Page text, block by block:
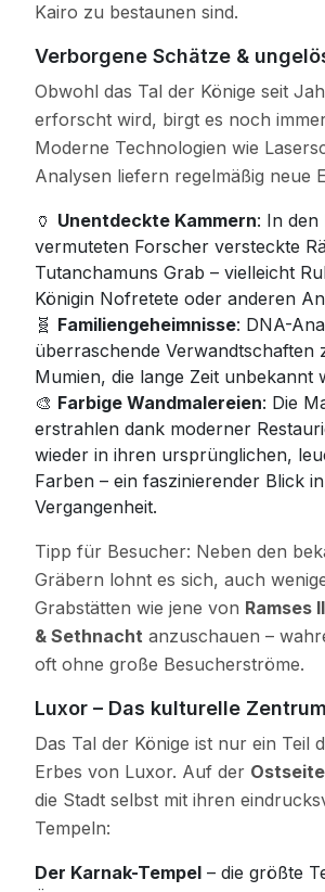
Kairo zu bestaunen sind.
Verborgene Schätze &
Obwohl das Tal der Könige seit
erforscht wird, birgt es noch
Moderne Technologien wie
Analysen liefern regelmäßig neue
🏺 Unentdeckte Kammern: In
vermuteten Forscher versteckte
Tutanchamuns Grab – vielleicht
Königin Nofretete oder anderen
🧬 Familiengeheimnisse: DNA-
überraschende Verwandtschaften
Mumien, die lange Zeit unbekannt
🎨 Farbige Wandmalereien: Die
erstrahlen dank moderner
wieder in ihren ursprünglichen,
Farben – ein faszinierender Blick
Vergangenheit.
Tipp für Besucher: Neben den
Gräbern lohnt es sich, auch
Grabstätten wie jene von Ramses
& Sethnacht anzuschauen –
oft ohne große Besucherströme.
Luxor – Das kulturelle
Das Tal der Könige ist nur ein Teil
Erbes von Luxor. Auf der
die Stadt selbst mit ihren
Tempeln:
Der Karnak-Tempel – die größte